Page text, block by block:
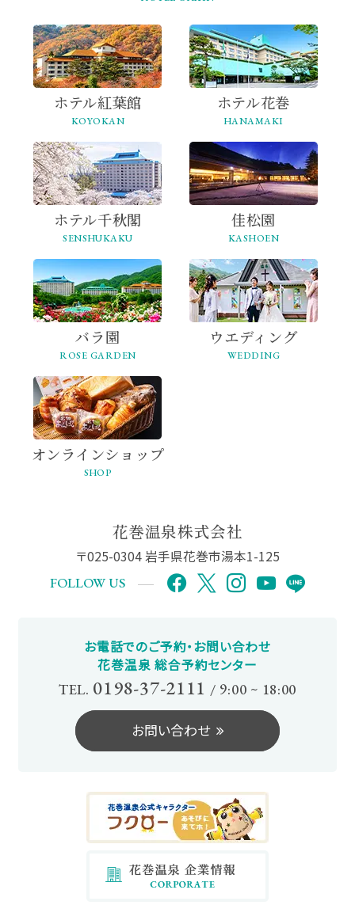
ホテル紅葉館
KOYOKAN
ホテル花巻
HANAMAKI
ホテル千秋閣
SENSHUKAKU
佳松園
KASHOEN
バラ園
ROSE GARDEN
ウエディング
WEDDING
オンラインショップ
SHOP
花巻温泉株式会社
〒025-0304 岩手県花巻市湯本1-125
FOLLOW US
お電話でのご予約・お問い合わせ
花巻温泉 総合予約センター
TEL. 0198-37-2111 / 9:00 ~ 18:00
お問い合わせ